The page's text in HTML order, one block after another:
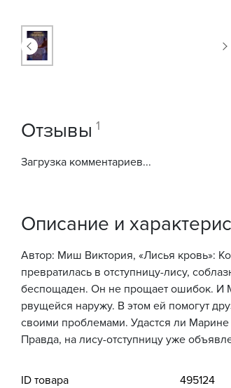
Отзывы 1
Загрузка комментариев...
Описание и
Автор: Миш Виктория, «Лисья кровь»:
превратилась в отступницу-лису,
беспощаден. Он не прощает ошибок. И
рвущейся наружу. В этом ей помогут
своими проблемами. Удастся ли Марине
Правда, на лису-отступницу уже
ID товара
495124